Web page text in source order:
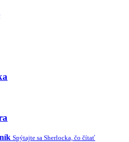
Spýtajte sa Sherlocka, čo čítať